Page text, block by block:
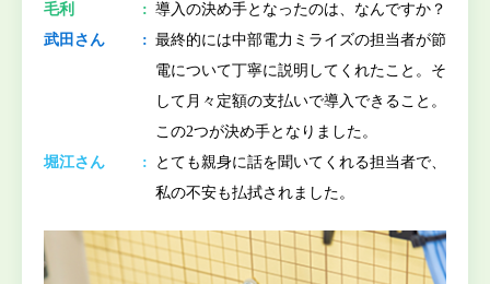
毛利
導入の決め手となったのは、なんですか？
武田さん
最終的には中部電力ミライズの担当者が節
電について丁寧に説明してくれたこと。そ
して月々定額の支払いで導入できること。
この2つが決め手となりました。
堀江さん
とても親身に話を聞いてくれる担当者で、
私の不安も払拭されました。